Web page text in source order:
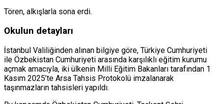
Tören, alkışlarla sona erdi.
Okulun detayları
İstanbul Valiliğinden alınan bilgiye göre, Türkiye Cumhuriyeti
ile Özbekistan Cumhuriyeti arasında karşılıklı eğitim kurumu
açmak amacıyla, iki ülkenin Milli Eğitim Bakanları tarafından 1
Kasım 2025’te Arsa Tahsis Protokolü imzalanarak
taşınmazların tahsisleri yapıldı.